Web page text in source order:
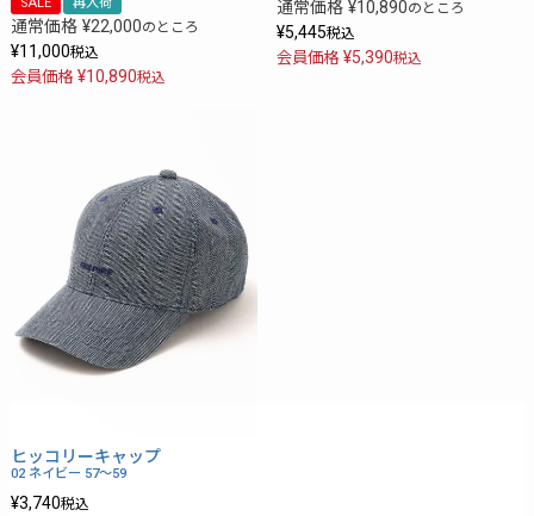
通常価格 ¥22,000のところ
¥11,000税込
会員価格 ¥10,890税込
通常価格 ¥10,890のところ
¥5,445税込
会員価格 ¥5,390税込
ヒッコリーキャップ
02 ネイビー 57～59
¥3,740税込